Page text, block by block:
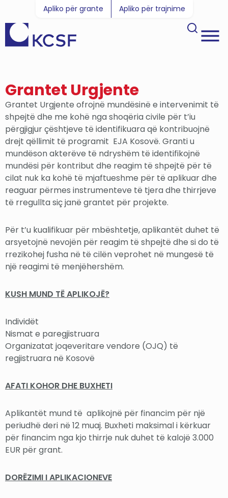
Apliko për grante Apliko për trajnime
Grantet Urgjente
Grantet Urgjente ofrojnë mundësinë e intervenimit të
shpejtë dhe me kohë nga shoqëria civile për t’iu
përgjigjur çështjeve të identifikuara që kontribuojnë
drejt qëllimit të programit EJA Kosovë. Granti u
mundëson akterëve të ndryshëm të identifikojnë
mundësi për kontribut dhe reagim të shpejtë për të
cilat nuk ka kohë të mjaftueshme për të aplikuar dhe
reaguar përmes instrumenteve të tjera dhe thirrjeve
të rregullta siç janë grantet për projekte.
Për t’u kualifikuar për mbështetje, aplikantët duhet të
arsyetojnë nevojën për reagim të shpejtë dhe si do të
rrezikohej fusha në të cilën veprohet në mungesë të
një reagimi të menjëhershëm.
KUSH MUND TË APLIKOJË?
Individët
Nismat e paregjistruara
Organizatat joqeveritare vendore (OJQ) të
regjistruara në Kosovë
AFATI KOHOR DHE BUXHETI
Aplikantët mund të aplikojnë për financim për një
periudhë deri në 12 muaj. Buxheti maksimal i kërkuar
për financim nga kjo thirrje nuk duhet të kalojë 3.000
EUR për grant.
DORËZIMI I APLIKACIONEVE